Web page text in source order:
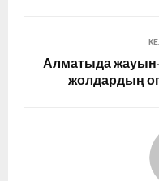
Алматыда
жолдардың